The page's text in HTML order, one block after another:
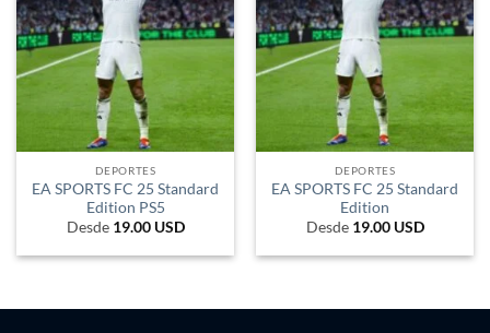
DEPORTES
EA SPORTS FC 25 Standard
Edition PS5
Desde 19.00 USD
DEPORTES
EA SPORTS FC 25 Standard
Edition
Desde 19.00 USD